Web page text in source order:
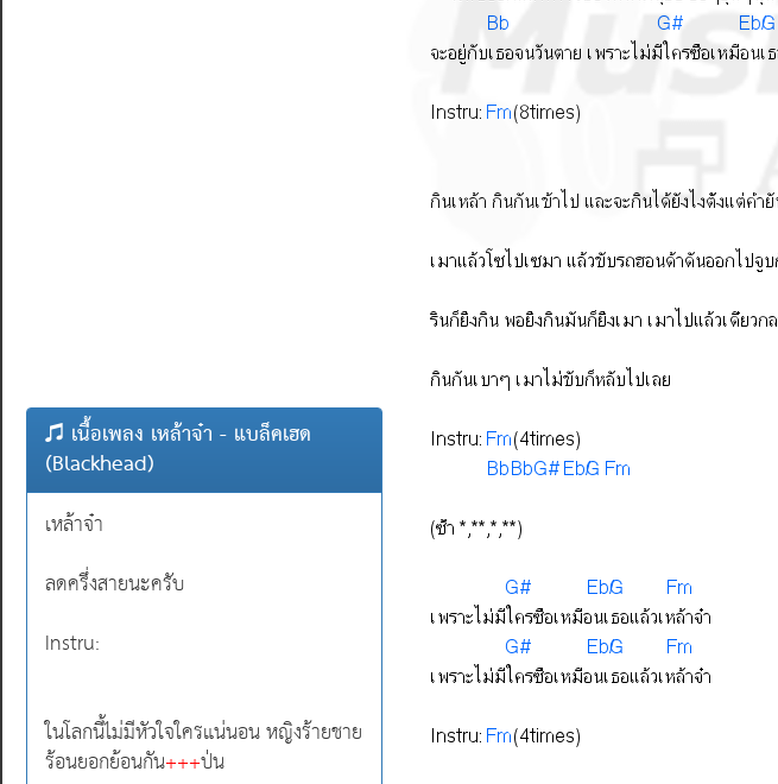
เนื้อเพลง เหล้าจ๋า - แบล็คเฮด
(Blackhead)
เหล้าจ๋า
ลดครึ่งสายนะครับ
Instru:
ในโลกนี้ไม่มีหัวใจใครแน่นอน หญิงร้ายชาย
ร้อนยอกย้อนกัน+++ป่น